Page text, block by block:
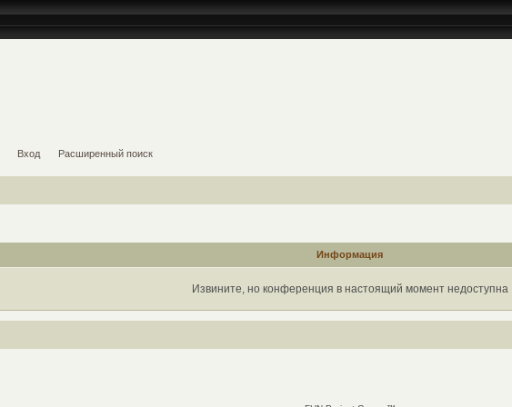
Вход Расширенный поиск
Информация
Извините, но конференция в настоящий момент недоступна